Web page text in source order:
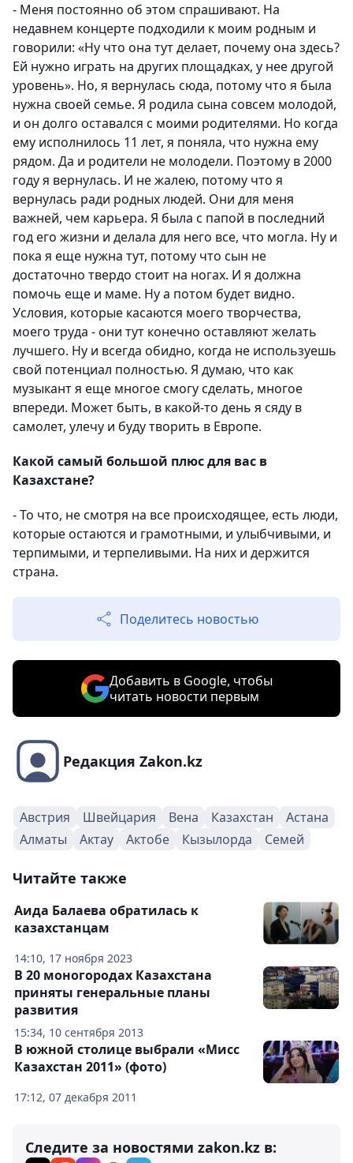
- Меня постоянно об этом спрашивают. На
недавнем концерте подходили к моим родным и
говорили: «Ну что она тут делает, почему она здесь?
Ей нужно играть на других площадках, у нее другой
уровень». Но, я вернулась сюда, потому что я была
нужна своей семье. Я родила сына совсем молодой,
и он долго оставался с моими родителями. Но когда
ему исполнилось 11 лет, я поняла, что нужна ему
рядом. Да и родители не молодели. Поэтому в 2000
году я вернулась. И не жалею, потому что я
вернулась ради родных людей. Они для меня
важней, чем карьера. Я была с папой в последний
год его жизни и делала для него все, что могла. Ну и
пока я еще нужна тут, потому что сын не
достаточно твердо стоит на ногах. И я должна
помочь еще и маме. Ну а потом будет видно.
Условия, которые касаются моего творчества,
моего труда - они тут конечно оставляют желать
лучшего. Ну и всегда обидно, когда не используешь
свой потенциал полностью. Я думаю, что как
музыкант я еще многое смогу сделать, многое
впереди. Может быть, в какой-то день я сяду в
самолет, улечу и буду творить в Европе.
Какой самый большой плюс для вас в
Казахстане?
- То что, не смотря на все происходящее, есть люди,
которые остаются и грамотными, и улыбчивыми, и
терпимыми, и терпеливыми. На них и держится
страна.
Поделитесь новостью
Добавить в Google, чтобы
читать новости первым
Редакция Zakon.kz
Австрия Швейцария Вена Казахстан
Астана
Алматы
Актау Актобе Кызылорда Семей
Читайте также
14:10, 17 ноября 2023
Аида Балаева обратилась к
казахстанцам
15:34, 10 сентября 2013
В 20 моногородах Казахстана
приняты генеральные планы
развития
17:12, 07 декабря 2011
В южной столице выбрали «Мисс
Казахстан 2011» (фото)
Следите за новостями zakon.kz в: